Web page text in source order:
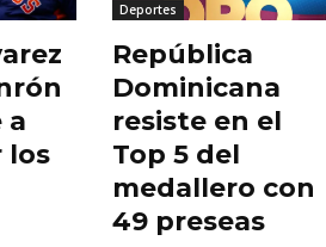
a
los
Deportes
República
Dominicana
resiste en el
Top 5 del
medallero con
49 preseas